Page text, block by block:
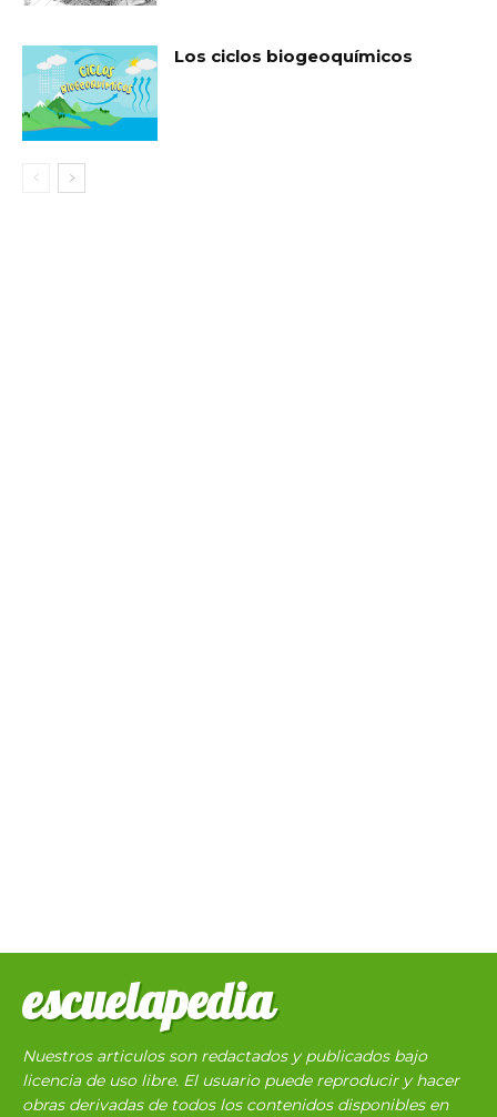
Los ciclos biogeoquímicos
escuelapedia
Nuestros articulos son redactados y publicados bajo
licencia de uso libre. El usuario puede reproducir y hacer
obras derivadas de todos los contenidos disponibles en